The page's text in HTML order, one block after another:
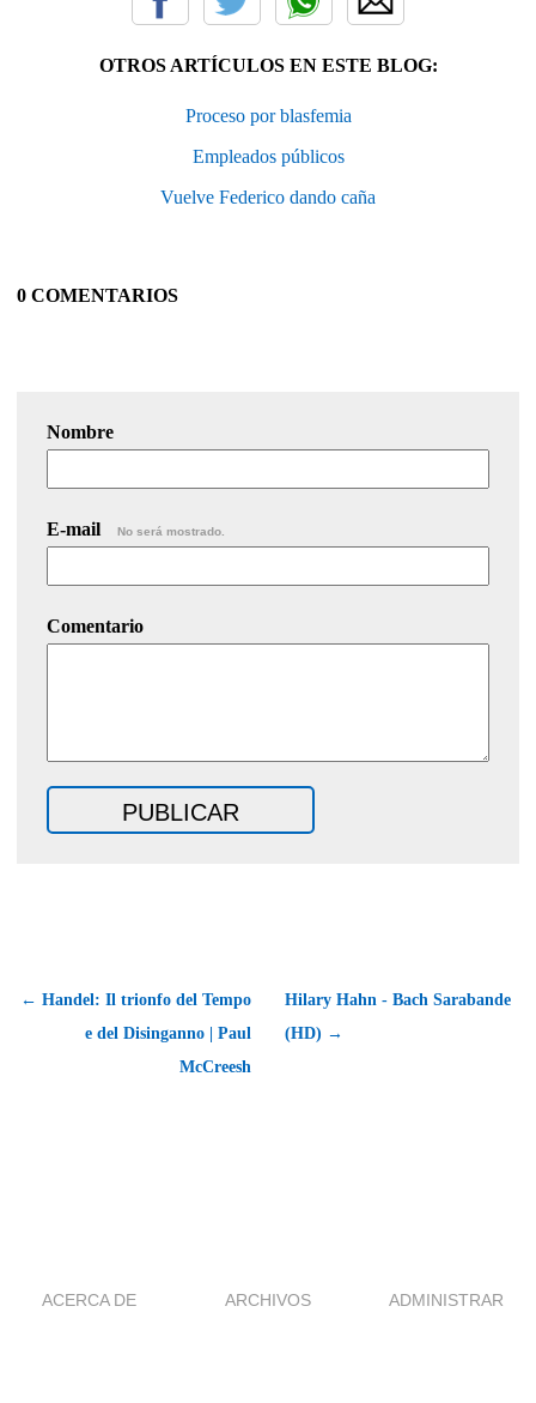
OTROS ARTÍCULOS EN ESTE BLOG:
Proceso por blasfemia
Empleados públicos
Vuelve Federico dando caña
0 COMENTARIOS
Nombre
E-mail No será mostrado.
Comentario
← Handel: Il trionfo del Tempo
e del Disinganno | Paul
McCreesh
Hilary Hahn - Bach Sarabande
(HD) →
ACERCA DE ARCHIVOS ADMINISTRAR